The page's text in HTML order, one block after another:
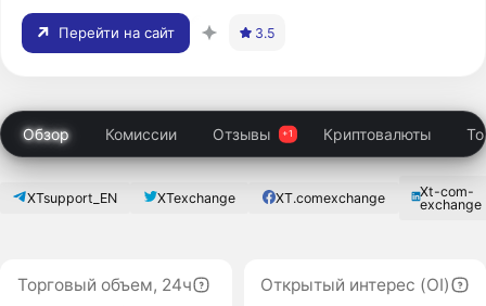
Перейти на сайт 3.5
Обзор Комиссии Отзывы Криптовалюты
XTsupport_EN XTexchange XT.comexchange
Xt-com-
exchange
Торговый объем, 24ч
Открытый интерес (OI)